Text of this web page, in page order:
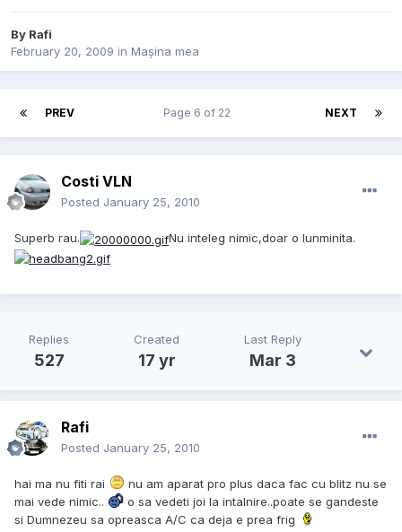
By Rafi
February 20, 2009 in Mașina mea
PREV NEXT
Page 6 of 22
Costi VLN
Posted January 25, 2010
Superb rau. Nu inteleg nimic,doar o lunminita.
Replies
527
Created
17 yr
Last Reply
Mar 3
Rafi
Posted January 25, 2010
hai ma nu fiti rai
nu am aparat pro plus daca fac cu blitz nu se
mai vede nimic..
o sa vedeti joi la intalnire..poate se gandeste
si Dumnezeu sa opreasca A/C ca deja e prea frig